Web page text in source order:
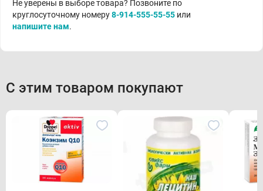
Не уверены в выборе товара? Позвоните по
круглосуточному номеру8-914-555-55-55 или
напишите нам.
С этим товаром покупают